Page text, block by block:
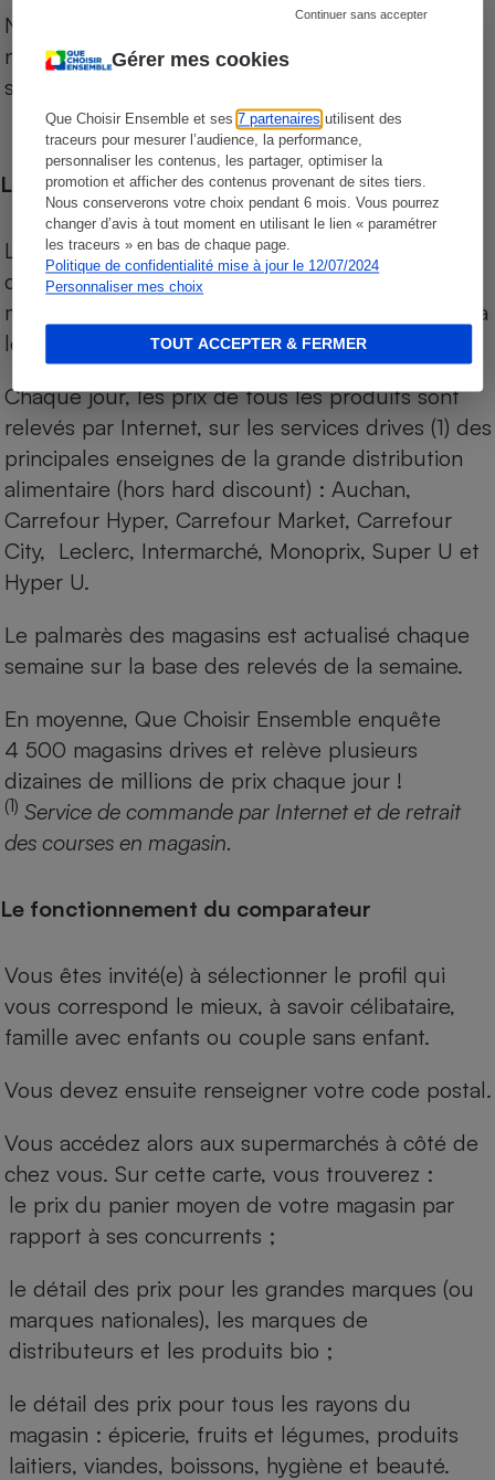
Gérer mes cookies
Que Choisir Ensemble et ses7 partenaires utilisent des
traceurs pour mesurer l’audience, la performance,
personnaliser les contenus, les partager, optimiser la
promotion et afficher des contenus provenant de sites tiers.
Nous conserverons votre choix pendant 6 mois. Vous pourrez
changer d’avis à tout moment en utilisant le lien « paramétrer
les traceurs » en bas de chaque page.
Politique de confidentialité mise à jour le 12/07/2024
Personnaliser mes choix
Continuer sans accepter
TOUT ACCEPTER & FERMER
Notre comparateur de supermarchés propose le
niveau de prix des supermarchés, géolocalisés
sur le territoire français.
Les comparaisons de prix
Les comparaisons sont réalisées sur l’ensemble
des produits des magasins. Les produits de
marques de distributeurs (MDD) sont comparés à
leurs équivalents chez leurs concurrents.
Chaque jour, les prix de tous les produits sont
relevés par Internet, sur les services drives (1) des
principales enseignes de la grande distribution
alimentaire (hors hard discount) : Auchan,
Carrefour Hyper, Carrefour Market, Carrefour
City, Leclerc, Intermarché, Monoprix, Super U et
Hyper U.
Le palmarès des magasins est actualisé chaque
semaine sur la base des relevés de la semaine.
En moyenne, Que Choisir Ensemble enquête
4 500 magasins drives et relève plusieurs
dizaines de millions de prix chaque jour !
(1) Service de commande par Internet et de retrait
des courses en magasin.
Le fonctionnement du comparateur
Vous êtes invité(e) à sélectionner le profil qui
vous correspond le mieux, à savoir célibataire,
famille avec enfants ou couple sans enfant.
Vous devez ensuite renseigner votre code postal.
Vous accédez alors aux supermarchés à côté de
chez vous. Sur cette carte, vous trouverez :
le prix du panier moyen de votre magasin par
rapport à ses concurrents ;
le détail des prix pour les grandes marques (ou
marques nationales), les marques de
distributeurs et les produits bio ;
le détail des prix pour tous les rayons du
magasin : épicerie, fruits et légumes, produits
laitiers, viandes, boissons, hygiène et beauté.